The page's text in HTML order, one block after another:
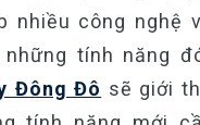
nhiều công nghệ
những tính năng
Đông Đô sẽ giới